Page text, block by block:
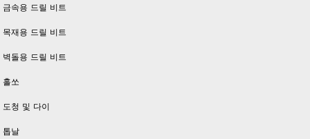
금속용 드릴 비트
목재용 드릴 비트
벽돌용 드릴 비트
홀쏘
도청 및 다이
톱날